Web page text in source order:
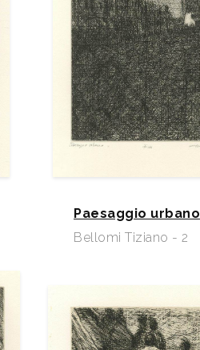
Paesaggio urbano
Bellomi Tiziano - 2